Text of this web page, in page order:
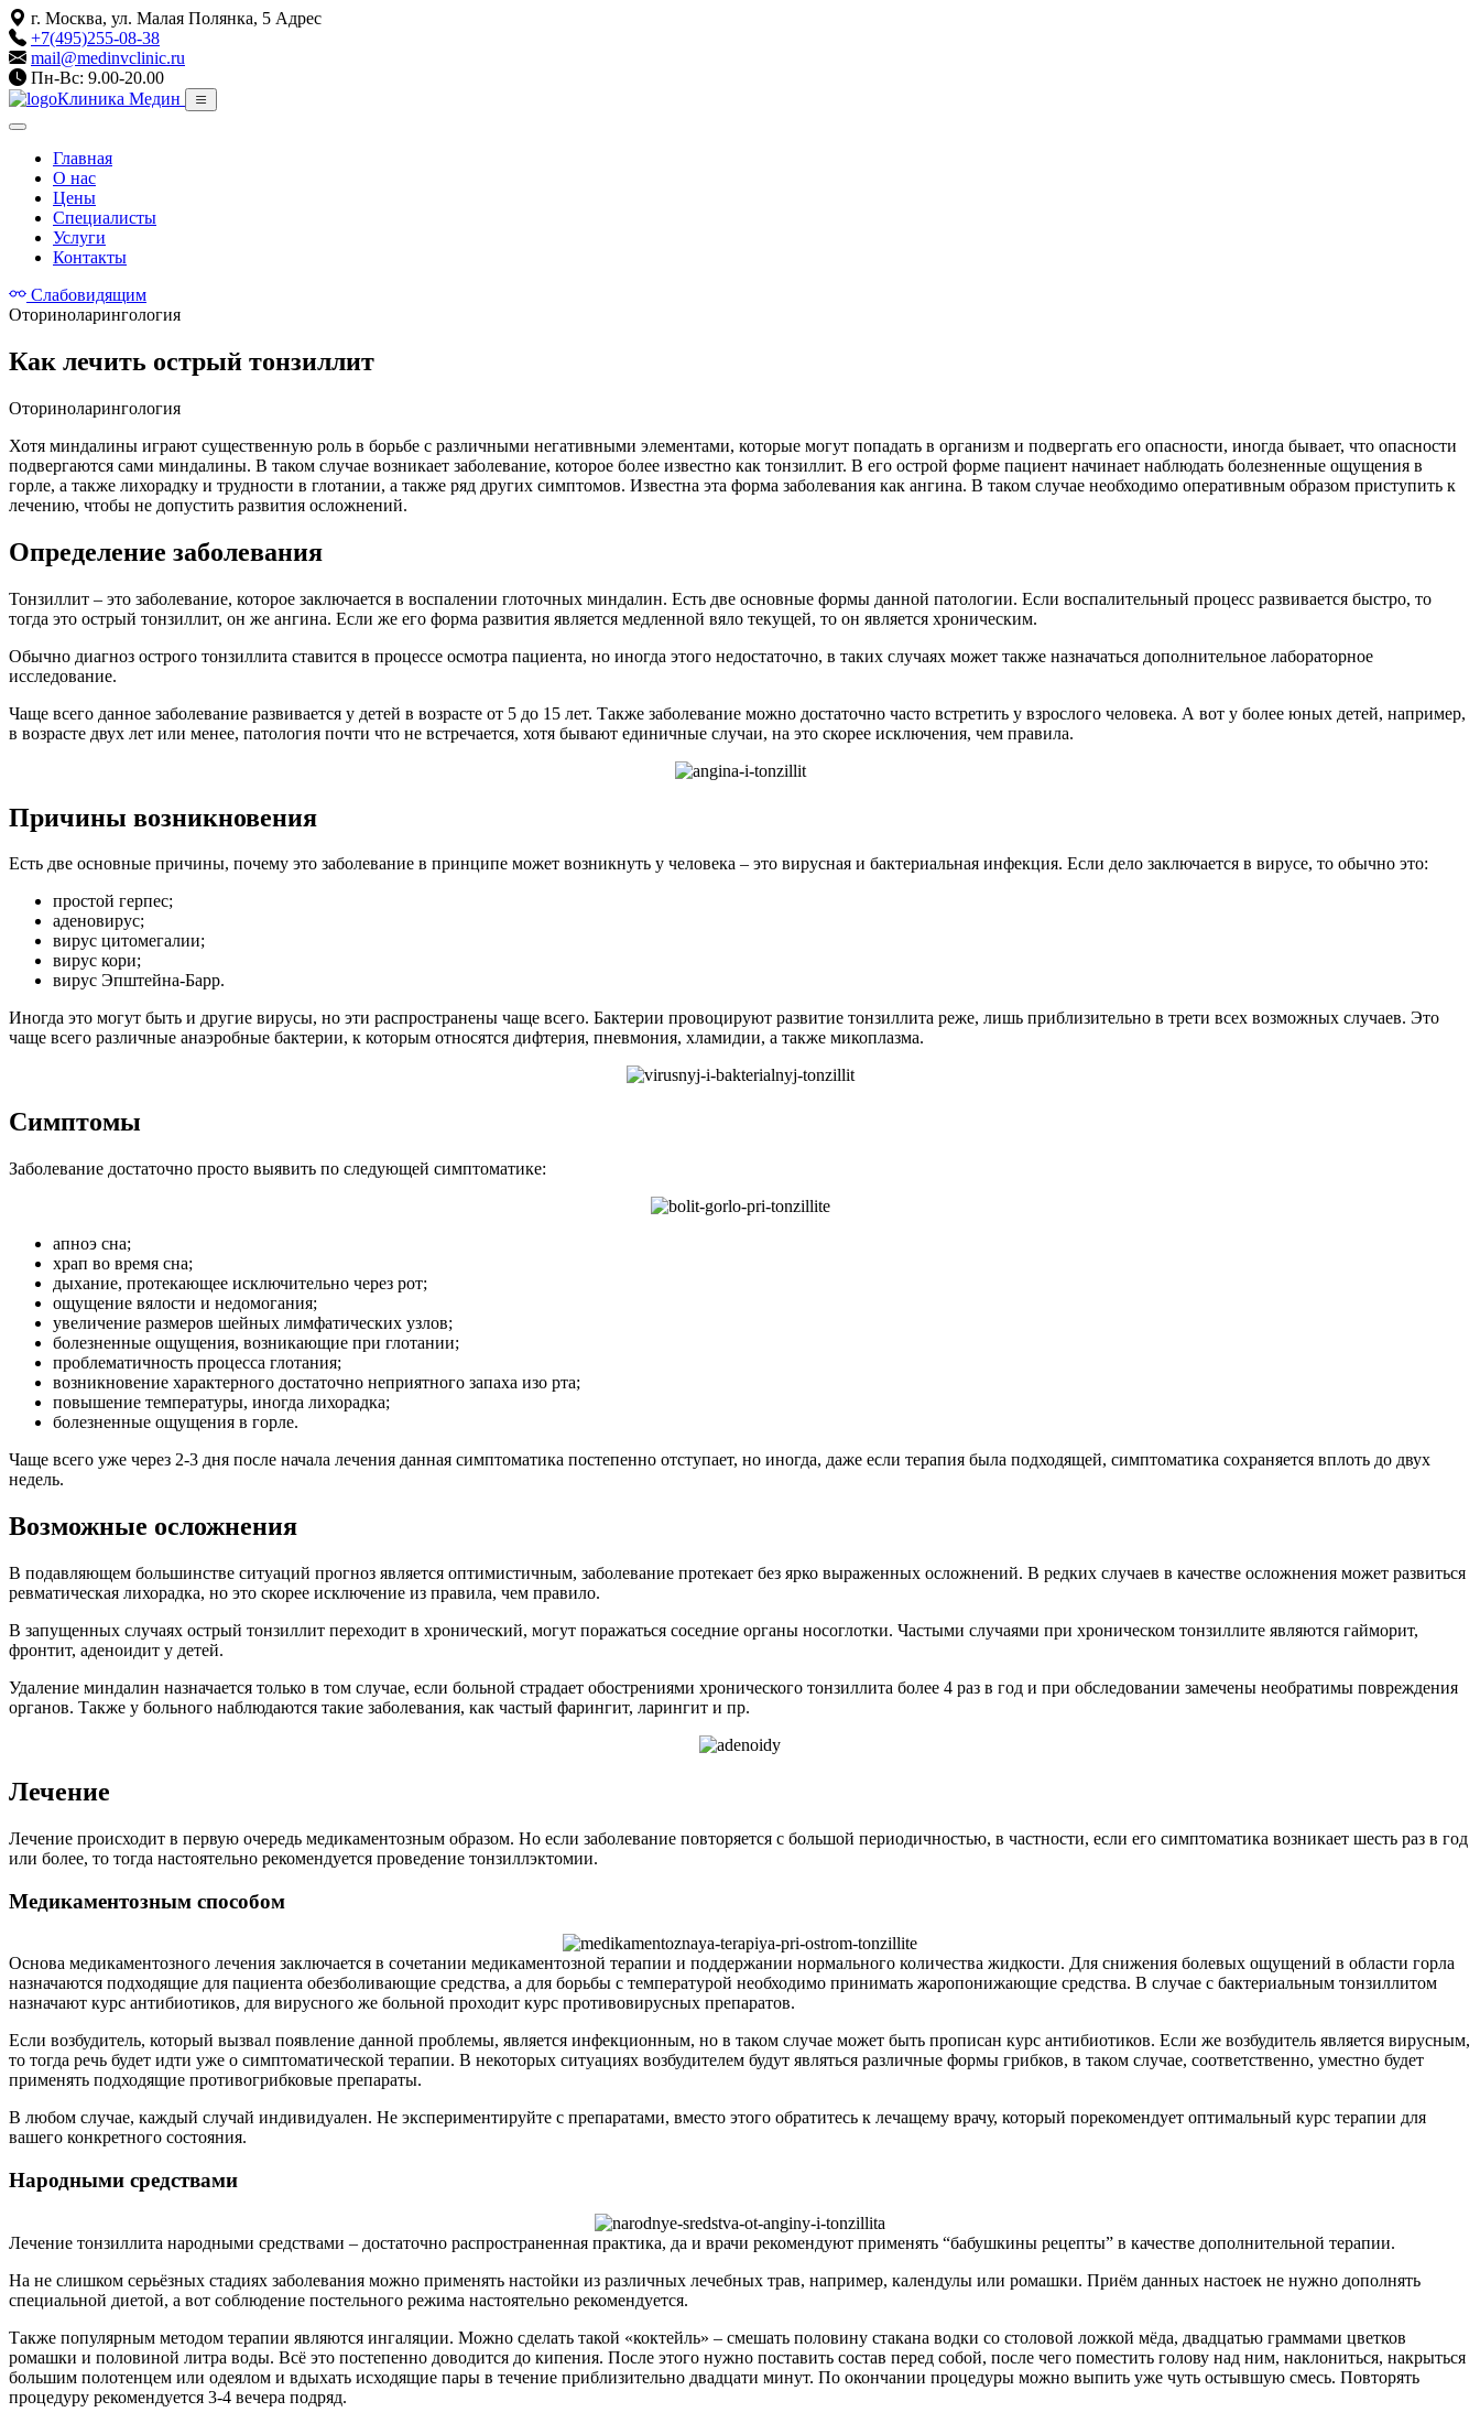
г. Москва, ул. Малая Полянка, 5 Адрес
+7(495)255-08-38
mail@medinvclinic.ru
Пн-Вс: 9.00-20.00
Клиника Медин
Главная
О нас
Цены
Специалисты
Услуги
Контакты
Слабовидящим
Оториноларингология
Как лечить острый тонзиллит
Оториноларингология
Хотя миндалины играют существенную роль в борьбе с различными негативными элементами, которые могут попадать в организм и подвергать его опасности, иногда бывает, что опасности
подвергаются сами миндалины. В таком случае возникает заболевание, которое более известно как тонзиллит. В его острой форме пациент начинает наблюдать болезненные ощущения в
горле, а также лихорадку и трудности в глотании, а также ряд других симптомов. Известна эта форма заболевания как ангина. В таком случае необходимо оперативным образом приступить к
лечению, чтобы не допустить развития осложнений.
Определение заболевания
Тонзиллит – это заболевание, которое заключается в воспалении глоточных миндалин. Есть две основные формы данной патологии. Если воспалительный процесс развивается быстро, то
тогда это острый тонзиллит, он же ангина. Если же его форма развития является медленной вяло текущей, то он является хроническим.
Обычно диагноз острого тонзиллита ставится в процессе осмотра пациента, но иногда этого недостаточно, в таких случаях может также назначаться дополнительное лабораторное
исследование.
Чаще всего данное заболевание развивается у детей в возрасте от 5 до 15 лет. Также заболевание можно достаточно часто встретить у взрослого человека. А вот у более юных детей, например,
в возрасте двух лет или менее, патология почти что не встречается, хотя бывают единичные случаи, на это скорее исключения, чем правила.
Причины возникновения
Есть две основные причины, почему это заболевание в принципе может возникнуть у человека – это вирусная и бактериальная инфекция. Если дело заключается в вирусе, то обычно это:
простой герпес;
аденовирус;
вирус цитомегалии;
вирус кори;
вирус Эпштейна-Барр.
Иногда это могут быть и другие вирусы, но эти распространены чаще всего. Бактерии провоцируют развитие тонзиллита реже, лишь приблизительно в трети всех возможных случаев. Это
чаще всего различные анаэробные бактерии, к которым относятся дифтерия, пневмония, хламидии, а также микоплазма.
Симптомы
Заболевание достаточно просто выявить по следующей симптоматике:
апноэ сна;
храп во время сна;
дыхание, протекающее исключительно через рот;
ощущение вялости и недомогания;
увеличение размеров шейных лимфатических узлов;
болезненные ощущения, возникающие при глотании;
проблематичность процесса глотания;
возникновение характерного достаточно неприятного запаха изо рта;
повышение температуры, иногда лихорадка;
болезненные ощущения в горле.
Чаще всего уже через 2-3 дня после начала лечения данная симптоматика постепенно отступает, но иногда, даже если терапия была подходящей, симптоматика сохраняется вплоть до двух
недель.
Возможные осложнения
В подавляющем большинстве ситуаций прогноз является оптимистичным, заболевание протекает без ярко выраженных осложнений. В редких случаев в качестве осложнения может развиться
ревматическая лихорадка, но это скорее исключение из правила, чем правило.
В запущенных случаях острый тонзиллит переходит в хронический, могут поражаться соседние органы носоглотки. Частыми случаями при хроническом тонзиллите являются гайморит,
фронтит, аденоидит у детей.
Удаление миндалин назначается только в том случае, если больной страдает обострениями хронического тонзиллита более 4 раз в год и при обследовании замечены необратимы повреждения
органов. Также у больного наблюдаются такие заболевания, как частый фарингит, ларингит и пр.
Лечение
Лечение происходит в первую очередь медикаментозным образом. Но если заболевание повторяется с большой периодичностью, в частности, если его симптоматика возникает шесть раз в год
или более, то тогда настоятельно рекомендуется проведение тонзиллэктомии.
Медикаментозным способом
Основа медикаментозного лечения заключается в сочетании медикаментозной терапии и поддержании нормального количества жидкости. Для снижения болевых ощущений в области горла
назначаются подходящие для пациента обезболивающие средства, а для борьбы с температурой необходимо принимать жаропонижающие средства. В случае с бактериальным тонзиллитом
назначают курс антибиотиков, для вирусного же больной проходит курс противовирусных препаратов.
Если возбудитель, который вызвал появление данной проблемы, является инфекционным, но в таком случае может быть прописан курс антибиотиков. Если же возбудитель является вирусным,
то тогда речь будет идти уже о симптоматической терапии. В некоторых ситуациях возбудителем будут являться различные формы грибков, в таком случае, соответственно, уместно будет
применять подходящие противогрибковые препараты.
В любом случае, каждый случай индивидуален. Не экспериментируйте с препаратами, вместо этого обратитесь к лечащему врачу, который порекомендует оптимальный курс терапии для
вашего конкретного состояния.
Народными средствами
Лечение тонзиллита народными средствами – достаточно распространенная практика, да и врачи рекомендуют применять “бабушкины рецепты” в качестве дополнительной терапии.
На не слишком серьёзных стадиях заболевания можно применять настойки из различных лечебных трав, например, календулы или ромашки. Приём данных настоек не нужно дополнять
специальной диетой, а вот соблюдение постельного режима настоятельно рекомендуется.
Также популярным методом терапии являются ингаляции. Можно сделать такой «коктейль» – смешать половину стакана водки со столовой ложкой мёда, двадцатью граммами цветков
ромашки и половиной литра воды. Всё это постепенно доводится до кипения. После этого нужно поставить состав перед собой, после чего поместить голову над ним, наклониться, накрыться
большим полотенцем или одеялом и вдыхать исходящие пары в течение приблизительно двадцати минут. По окончании процедуры можно выпить уже чуть остывшую смесь. Повторять
процедуру рекомендуется 3-4 вечера подряд.